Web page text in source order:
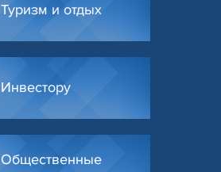
Туризм и отдых
Инвестору
Общественные